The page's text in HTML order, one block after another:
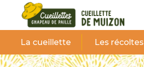
La cueillette Les récoltes
Panneau de gestion des cookies